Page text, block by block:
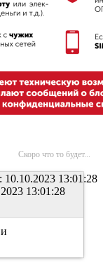
Скоро что то будет...
10.10.2023 13:01:28
13:01:28